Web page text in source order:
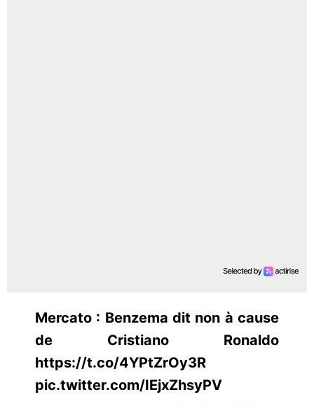
Mercato : Benzema dit non à cause
de Cristiano Ronaldo
https://t.co/4YPtZrOy3R
pic.twitter.com/IEjxZhsyPV